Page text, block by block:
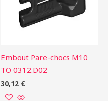
Embout Pare-chocs M10
TO 0312.D02
30,12 €